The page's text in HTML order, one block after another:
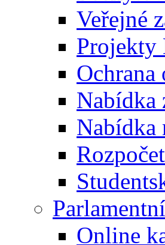
Veřejné
Projekty
Ochrana
Nabídka
Nabídka
Online